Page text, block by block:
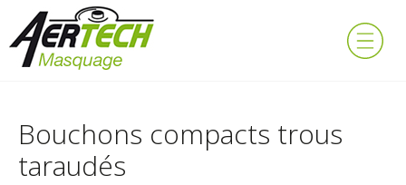
Bouchons compacts trous
taraudés